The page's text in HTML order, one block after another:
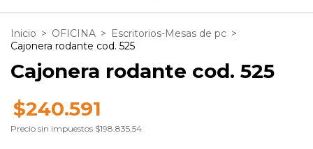
Inicio > OFICINA > Escritorios-Mesas de pc >
Cajonera rodante cod. 525
Cajonera rodante cod. 525
$240.591
Precio sin impuestos $198.835,54